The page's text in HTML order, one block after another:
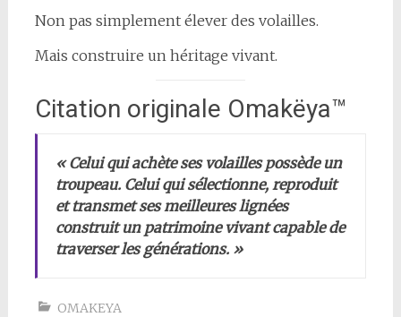
Non pas simplement élever des volailles.
Mais construire un héritage vivant.
Citation originale Omakëya™
« Celui qui achète ses volailles possède un
troupeau. Celui qui sélectionne, reproduit
et transmet ses meilleures lignées
construit un patrimoine vivant capable de
traverser les générations. »
OMAKEYA